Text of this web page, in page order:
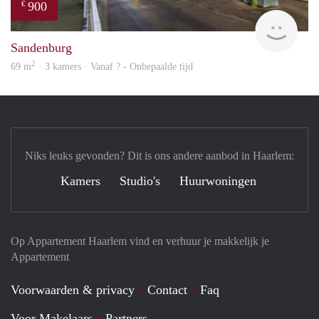
€ 900
Sandenburg
69 m2 · 3 kamers · Vanaf ? - Onbepaalde tijd
Op Appartement Haarlem vind en verhuur je makkelijk je
Appartement
Voorwaarden & privacy Contact
Faq
Niks leuks gevonden? Dit is ons andere aanbod in Haarlem:
Kamers Studio's Huurwoningen